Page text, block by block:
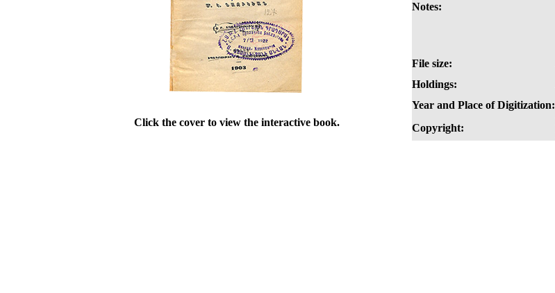
Notes:
File size:
Holdings:
Year and Place of Digitization:
Click the cover to view the interactive book.
Copyright: